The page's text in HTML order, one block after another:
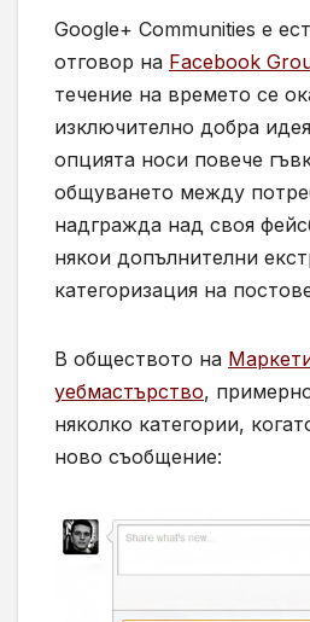
Google+ Communities е
отговор на Facebook
течение на времето се
изключително добра
опцията носи повече
общуването между
надгражда над своя
някои допълнителни
категоризация на
В обществото на
уебмастърство,
няколко категории,
ново съобщение: